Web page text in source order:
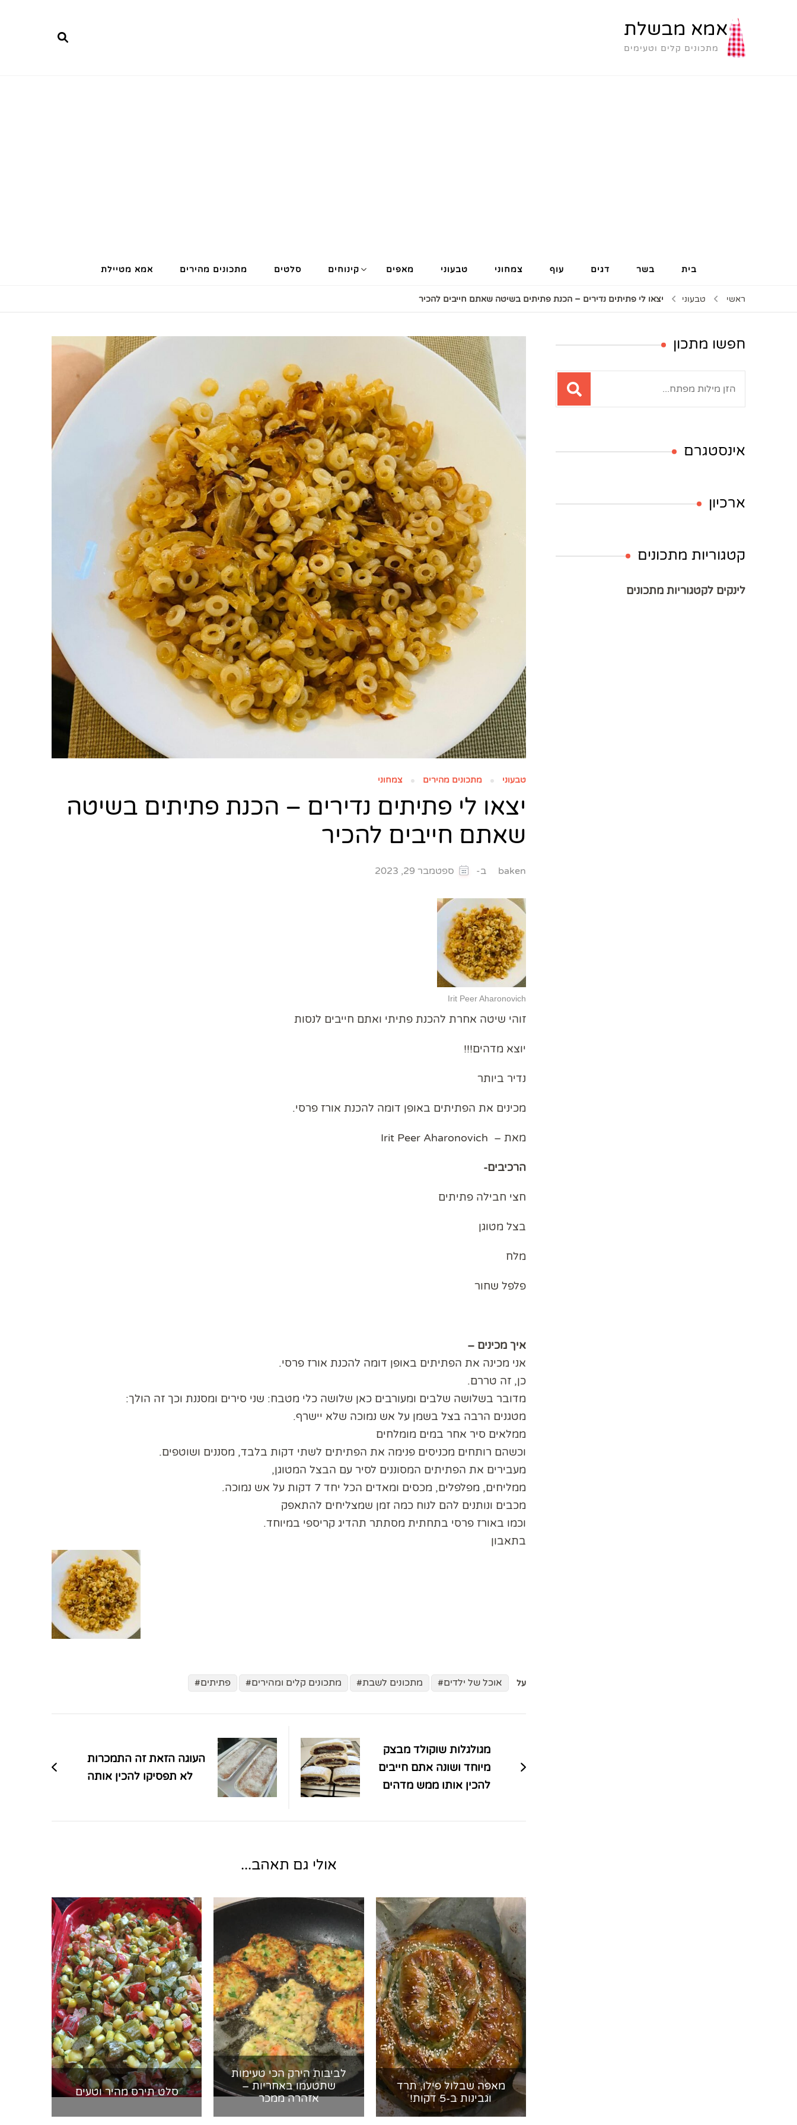
אמא מבשלת
מתכונים קלים וטעימים
בית בשר דגים עוף צמחוני טבעוני מאפים קינוחים סלטים מתכונים מהירים אמא מטיילת
ראשי טבעוני יצאו לי פתיתים נדירים – הכנת פתיתים בשיטה שאתם חייבים להכיר
טבעוני מתכונים מהירים צמחוני
יצאו לי פתיתים נדירים – הכנת פתיתים בשיטה
שאתם חייבים להכיר
baken ב- ספטמבר 29, 2023
Irit Peer Aharonovich
זוהי שיטה אחרת להכנת פתיתי ואתם חייבים לנסות
יוצא מדהים!!!
נדיר ביותר
מכינים את הפתיתים באופן דומה להכנת אורז פרסי.
מאת – Irit Peer Aharonovich
הרכיבים-
חצי חבילה פתיתים
בצל מטוגן
מלח
פלפל שחור
איך מכינים –
אני מכינה את הפתיתים באופן דומה להכנת אורז פרסי.
כן, זה טררם.
מדובר בשלושה שלבים ומעורבים כאן שלושה כלי מטבח: שני סירים ומסננת וכך זה הולך:
מטגנים הרבה בצל בשמן על אש נמוכה שלא יישרף.
ממלאים סיר אחר במים מומלחים
וכשהם רותחים מכניסים פנימה את הפתיתים לשתי דקות בלבד, מסננים ושוטפים.
מעבירים את הפתיתים המסוננים לסיר עם הבצל המטוגן,
ממליחים, מפלפלים, מכסים ומאדים הכל יחד 7 דקות על אש נמוכה.
מכבים ונותנים להם לנוח כמה זמן שמצליחים להתאפק
וכמו באורז פרסי בתחתית מסתתר תהדיג קריספי במיוחד.
בתאבון
על אוכל של ילדים מתכונים לשבת מתכונים קלים ומהירים פתיתים
בפוסטים
העוגה הזאת זה התמכרות
לא תפסיקו להכין אותה
מגולגלות שוקולד מבצק
מיוחד ושונה אתם חייבים
להכין אותו ממש מדהים
אולי גם תאהב...
מאפה שבלול פילו, תרד
וגבינות ב-5 דקות!
לביבות הירק הכי טעימות
שתטעמו באחריות –
אזהרה ממכר
סלט תירס מהיר וטעים
חפשו מתכון
אינסטגרם
ארכיון
קטגוריות מתכונים
לינקים לקטגוריות מתכונים